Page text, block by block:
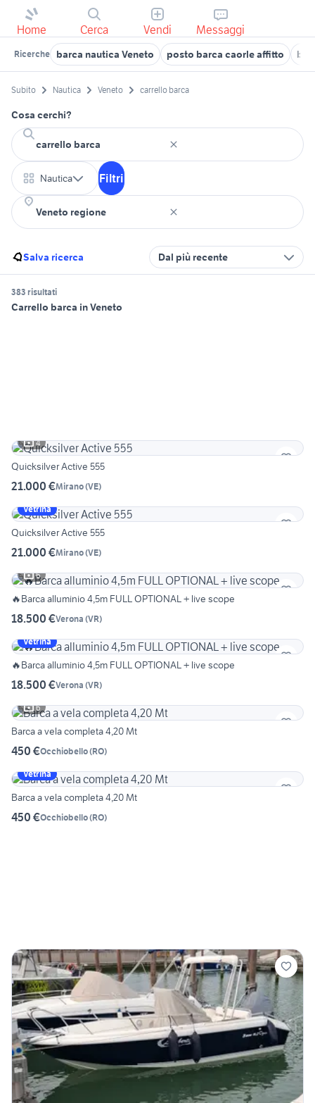
Home Cerca Vendi Messaggi
Ricerche barca nautica Veneto posto barca caorle affitto
Subito Nautica Veneto carrello barca
Cosa cerchi?
Nautica Filtri
Salva ricerca Dal più recente
383 risultati
Carrello barca in Veneto
4
Quicksilver Active 555
21.000 €Mirano(VE)
Vetrina
Quicksilver Active 555
21.000 €Mirano(VE)
6
🔥Barca alluminio 4,5m FULL OPTIONAL + live scope
18.500 €Verona (VR)
Vetrina
🔥Barca alluminio 4,5m FULL OPTIONAL + live scope
18.500 €Verona (VR)
6
Barca a vela completa 4,20 Mt
450 €Occhiobello(RO)
Vetrina
Barca a vela completa 4,20 Mt
450 €Occhiobello(RO)